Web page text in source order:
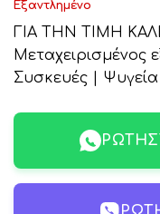
Εξαντλημένο
ΓΙΑ ΤΗΝ ΤΙΜΗ
Μεταχειρισμένος
Συσκευές | Ψυγεία